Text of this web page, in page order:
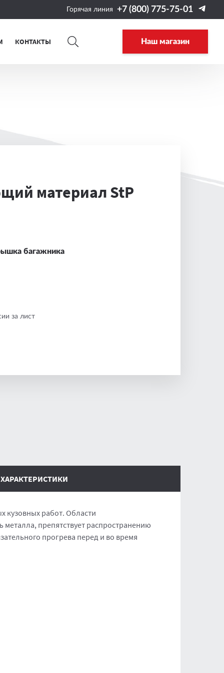
Горячая линия +7 (800) 775-75-01
КОНТАКТЫ Наш магазин
материал StP
багажника
за лист
ХАРАКТЕРИСТИКИ
кузовных работ. Области
препятствует распространению
прогрева перед и во время